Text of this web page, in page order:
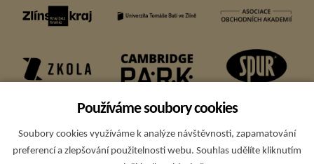
Používáme soubory cookies
Soubory cookies využíváme k analýze návštěvnosti, zapamatování
preferencí a zlepšování použitelnosti webu. Souhlas udělíte kliknutím